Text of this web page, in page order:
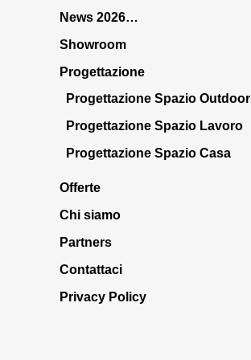
News 2026…
Showroom
Progettazione
Progettazione Spazio Outdoor
Progettazione Spazio Lavoro
Progettazione Spazio Casa
Offerte
Chi siamo
Partners
Contattaci
Privacy Policy